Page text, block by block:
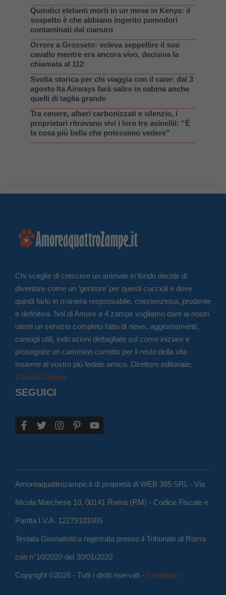
Quindici elefanti morti in un mese in Kenya: il
sospetto è che abbiano ingerito pomodori
contaminati dal cianuro
Orrore a Grosseto: voleva seppellire il suo
cavallo mentre era ancora vivo, decisiva la
chiamata al 112
Svolta storica per chi viaggia con il cane: dal 3
agosto Ita Airways farà salire in cabina anche
quelli di taglia grande
Tra cenere, alberi carbonizzati e silenzio, i
proprietari ritrovano vivi i loro tre asinellii: “È
la cosa più bella che potessimo vedere”
Chi sceglie di crescere un animale in fondo decide di
diventare come un ‘genitore’ per questi cuccioli e deve
quindi farlo in maniera responsabile, coscienziosa, prudente
e definitiva. Noi di Amore a 4 zampe vogliamo dare ai nostri
utenti un servizio completo fatto di news, aggiornamenti,
consigli utili, indicazioni dettagliate sul come iniziare e
proseguire un cammino corretto per il resto della vita
insieme al vostro più fedele amico. Direttore editoriale:
Claudia Colono.
SEGUICI
Amoreaquattrozampe.it di proprietà di WEB 365 SRL - Via
Nicola Marchese 10, 00141 Roma (RM) - Codice Fiscale e
Partita I.V.A. 12279101005
Testata Giornalistica registrata presso il Tribunale di Roma
con n°10/2020 del 30/01/2020
Copyright ©2026 - Tutti i diritti riservati - Contattaci